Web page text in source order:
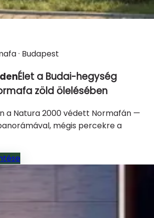
· Budapest
Élet a Budai-hegység
zöld ölelésében
a Natura 2000 védett Normafán —
mégis percekre a